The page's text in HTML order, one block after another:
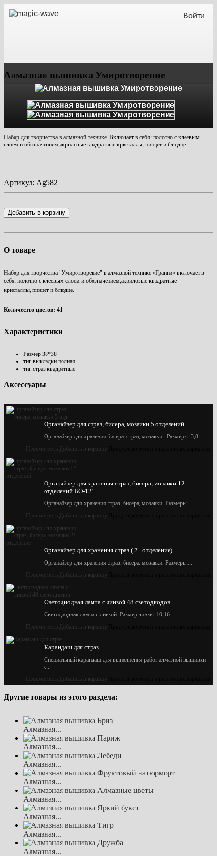
Войти
Алмазная вышивка Умиротворение
Набор для творчества в алмазной технике. Включает в себя: полотно с клеевым
слоем и обозначением,акриловые квадратные кристаллы, пинцет и блюдце.
Артикул: Ag582
Добавить в корзину
О товаре
Набор для творчества "Умиротворение" в алмазной технике «Гранни» включает в
себя: полотно с клеевым слоем и обозначением,акриловые квадратные
кристаллы, пинцет и блюдце.
Количество цветов: 41
Характеристики
Размер 38*38
тип выкладки полная
тип страз квадратные
Аксессуары
Органайзер для страз, бисера, мозаики 5 отделений
Органайзер для хранения бисера, страз, мозаики: Размеры: 3,8...
Просмотреть Добавить в корзину
Органайзер для хранения страз, бисера, мозаики 12
отделений BО-121
Органайзер для хранения страз, бисера, мозаики. Размеры:...
Просмотреть Добавить в корзину
Органайзер для хранения страз ( 21 отделение)
Органайзер для хранения страз, бисера, мозаики. Размеры:...
Просмотреть Добавить в корзину
Светодиодная лампа с линзой 48 светодиодов
Светодиодная лампа с линзой. Размер линзы: 10,16...
Просмотреть Добавить в корзину
Карандаш для страз
Специальный карандаш для выполнения работ алмазной вышивки
с...
Просмотреть Добавить в корзину
Другие товары из этого раздела:
Алмазная...
Алмазная...
Алмазная...
Алмазная...
Алмазная...
Алмазная...
Алмазная...
Алмазная...